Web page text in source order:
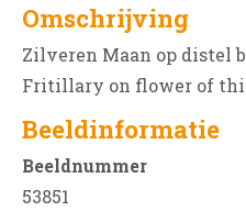
Omschrijving
Zilveren Maan op distel
Fritillary on flower of
Beeldinformatie
Beeldnummer
53851